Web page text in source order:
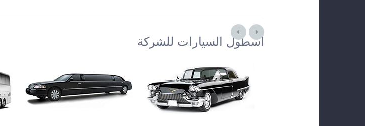
أسطول السيارات للشركة